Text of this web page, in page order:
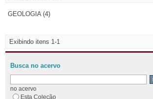
GEOLOGIA (4)
Exibindo itens 1-1
Busca no acervo
no acervo
Esta Coleção